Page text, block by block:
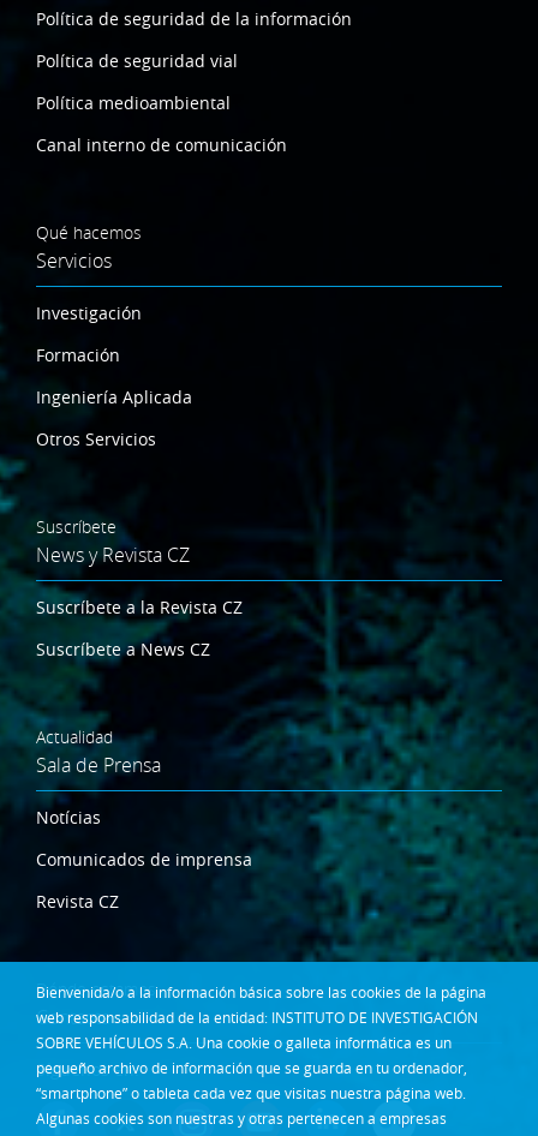
Bienvenida/o a la información básica sobre las cookies de la página
web responsabilidad de la entidad: INSTITUTO DE INVESTIGACIÓN
SOBRE VEHÍCULOS S.A. Una cookie o galleta informática es un
pequeño archivo de información que se guarda en tu ordenador,
“smartphone” o tableta cada vez que visitas nuestra página web.
Algunas cookies son nuestras y otras pertenecen a empresas
Política de seguridad de la información
Política de seguridad vial
Política medioambiental
Canal interno de comunicación
Qué hacemos
Servicios
Investigación
Formación
Ingeniería Aplicada
Otros Servicios
Suscríbete
News y Revista CZ
Suscríbete a la Revista CZ
Suscríbete a News CZ
Actualidad
Sala de Prensa
Notícias
Comunicados de imprensa
Revista CZ
Dónde estamos
Contacta
Síguenos en: